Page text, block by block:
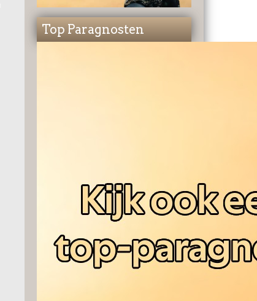
Top Paragnosten